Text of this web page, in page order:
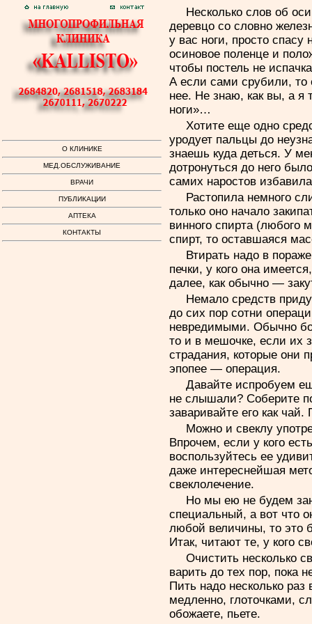
О КЛИНИКЕ
МЕД.ОБСЛУЖИВАНИЕ
ВРАЧИ
ПУБЛИКАЦИИ
АПТЕКА
КОНТАКТЫ
Несколько слов об
деревцо со словно
у вас ноги, просто спасу
осиновое поленце и
чтобы постель не
А если сами срубили, то
нее. Не знаю, как вы, а я
ноги»…
Хотите еще одно
уродует пальцы до
знаешь куда деться. У
дотронуться до него
самих наростов
Растопила немного
только оно начало
винного спирта (любого
спирт, то оставшаяся
Втирать надо в
печки, у кого она
далее, как обычно —
Немало средств
до сих пор сотни
невредимыми. Обычно
то и в мешочке, если их
страдания, которые они
эпопее — операция.
Давайте испробуем
не слышали? Соберите
заваривайте его как
Можно и свеклу
Впрочем, если у кого
воспользуйтесь ее
даже интереснейшая
свеклолечение.
Но мы ею не будем
специальный, а вот что
любой величины, то это
Итак, читают те, у кого
Очистить несколько
варить до тех пор, пока
Пить надо несколько
медленно, глоточками,
обожаете, пьете.